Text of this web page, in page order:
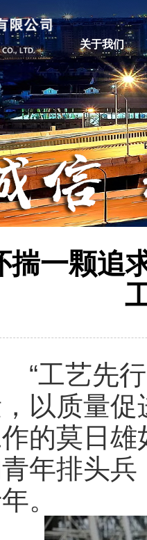
关于我们
揣一颗追
工艺先行
以质量促
的莫日雄
年排头
。